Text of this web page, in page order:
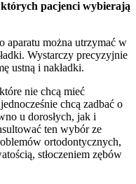
pacjenci wybierają
aparatu można utrzymać w
Wystarczy precyzyjnie
ustną i nakładki.
nie chcą mieć
chcą zadbać o
u dorosłych, jak i
ten wybór ze
ortodontycznych,
stłoczeniem zębów